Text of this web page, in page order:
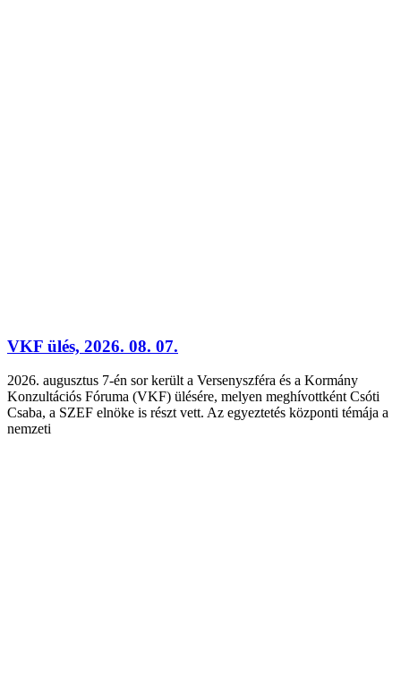
VKF ülés, 2026. 08. 07.
2026. augusztus 7-én sor került a Versenyszféra és a Kormány
Konzultációs Fóruma (VKF) ülésére, melyen meghívottként Csóti
Csaba, a SZEF elnöke is részt vett. Az egyeztetés központi témája a
nemzeti